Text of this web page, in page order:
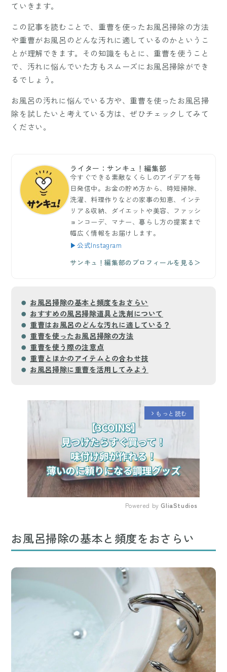
ていきます。
この記事を読むことで、重曹を使ったお風呂掃除の方法
や重曹がお風呂のどんな汚れに適しているのかというこ
とが理解できます。その知識をもとに、重曹を使うこと
で、汚れに悩んでいた方もスムーズにお風呂掃除ができ
るでしょう。
お風呂の汚れに悩んでいる方や、重曹を使ったお風呂掃
除を試したいと考えている方は、ぜひチェックしてみて
ください。
ライター：サンキュ！編集部
今すぐできる素敵なくらしのアイデアを毎
日発信中。お金の貯め方から、時短掃除、
洗濯、料理作りなどの家事の知恵、インテ
リア＆収納、ダイエットや美容、ファッシ
ョンコーデ、マナー、暮らし方の提案まで
幅広く情報をお届けします。
▶公式Instagram
サンキュ！編集部のプロフィールを見る＞
お風呂掃除の基本と頻度をおさらい
おすすめの風呂掃除道具と洗剤について
重曹はお風呂のどんな汚れに適している？
重曹を使ったお風呂掃除の方法
重曹を使う際の注意点
重曹とほかのアイテムとの合わせ技
お風呂掃除に重曹を活用してみよう
arrow_forward_ios もっと読む
Powered by GliaStudios
お風呂掃除の基本と頻度をおさらい